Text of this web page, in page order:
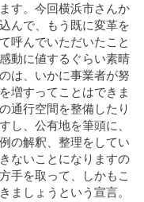
す。今回横浜市さんか
んで、もう既に変革を
呼んでいただいたこと
動に値するぐらい素晴
は、いかに事業者が努
増すってことはできま
通行空間を整備したり
し、公有地を筆頭に、
の解釈、整理をしてい
ないことになりますの
手を取って、しかもこ
ましょうという宣言。